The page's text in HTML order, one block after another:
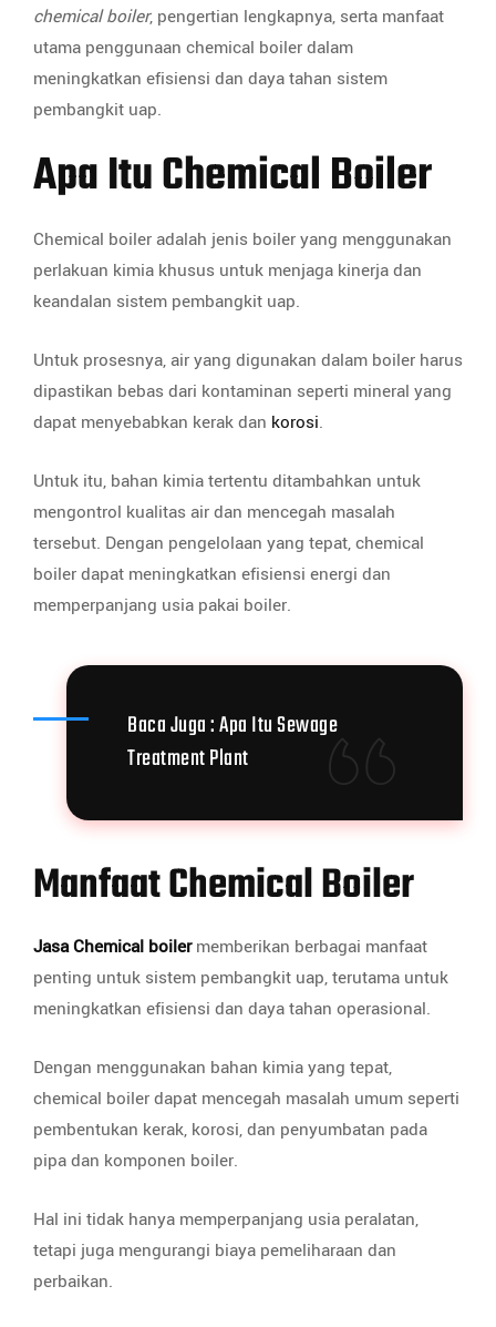
chemical boiler, pengertian lengkapnya, serta manfaat
utama penggunaan chemical boiler dalam
meningkatkan efisiensi dan daya tahan sistem
pembangkit uap.
Apa Itu Chemical Boiler
Chemical boiler adalah jenis boiler yang menggunakan
perlakuan kimia khusus untuk menjaga kinerja dan
keandalan sistem pembangkit uap.
Untuk prosesnya, air yang digunakan dalam boiler harus
dipastikan bebas dari kontaminan seperti mineral yang
dapat menyebabkan kerak dan korosi.
Untuk itu, bahan kimia tertentu ditambahkan untuk
mengontrol kualitas air dan mencegah masalah
tersebut. Dengan pengelolaan yang tepat, chemical
boiler dapat meningkatkan efisiensi energi dan
memperpanjang usia pakai boiler.
Baca Juga :Apa Itu Sewage
Treatment Plant
Manfaat Chemical Boiler
Jasa Chemical boilermemberikan berbagai manfaat
penting untuk sistem pembangkit uap, terutama untuk
meningkatkan efisiensi dan daya tahan operasional.
Dengan menggunakan bahan kimia yang tepat,
chemical boiler dapat mencegah masalah umum seperti
pembentukan kerak, korosi, dan penyumbatan pada
pipa dan komponen boiler.
Hal ini tidak hanya memperpanjang usia peralatan,
tetapi juga mengurangi biaya pemeliharaan dan
perbaikan.